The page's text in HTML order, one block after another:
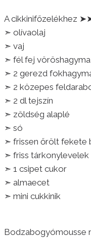
A cikkinifőzelékhez
➣ olívaolaj
➣ vaj
➣ fél fej vöröshagyma
➣ 2 gerezd
➣ 2 közepes
➣ 2 dl tejszín
➣ zöldség alaplé
➣ só
➣ frissen őrölt fekete
➣ friss tárkonylevelek
➣ 1 csipet cukor
➣ almaecet
➣ mini cukkinik
Bodzabogyómousse